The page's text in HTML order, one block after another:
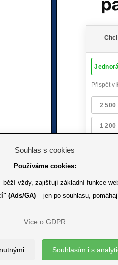
K
Souhlas s cookies
Používáme cookies:
běží vždy, zajišťují základní funkce
(Ads/GA) – jen po souhlasu,
Více o GDPR
Souhlasím i s